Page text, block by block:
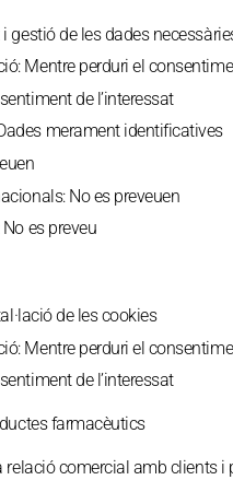
gestió de les dades
Mentre perduri el
de l’interessat
merament identificatives
No es preveuen
No es preveu
de les cookies
Mentre perduri el
de l’interessat
farmacèutics
comercial amb clients